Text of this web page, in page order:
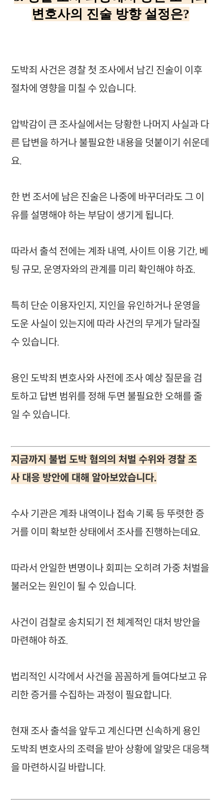
변호사의 진술 방향 설정은?
도박죄 사건은 경찰 첫 조사에서 남긴 진술이 이후
절차에 영향을 미칠 수 있습니다.
압박감이 큰 조사실에서는 당황한 나머지 사실과 다
른 답변을 하거나 불필요한 내용을 덧붙이기 쉬운데
요.
한 번 조서에 남은 진술은 나중에 바꾸더라도 그 이
유를 설명해야 하는 부담이 생기게 됩니다.
따라서 출석 전에는 계좌 내역, 사이트 이용 기간, 베
팅 규모, 운영자와의 관계를 미리 확인해야 하죠.
특히 단순 이용자인지, 지인을 유인하거나 운영을
도운 사실이 있는지에 따라 사건의 무게가 달라질
수 있습니다.
용인 도박죄 변호사와 사전에 조사 예상 질문을 검
토하고 답변 범위를 정해 두면 불필요한 오해를 줄
일 수 있습니다.
지금까지 불법 도박 혐의의 처벌 수위와 경찰 조
사 대응 방안에 대해 알아보았습니다.
수사 기관은 계좌 내역이나 접속 기록 등 뚜렷한 증
거를 이미 확보한 상태에서 조사를 진행하는데요.
따라서 안일한 변명이나 회피는 오히려 가중 처벌을
불러오는 원인이 될 수 있습니다.
사건이 검찰로 송치되기 전 체계적인 대처 방안을
마련해야 하죠.
법리적인 시각에서 사건을 꼼꼼하게 들여다보고 유
리한 증거를 수집하는 과정이 필요합니다.
현재 조사 출석을 앞두고 계신다면 신속하게 용인
도박죄 변호사의 조력을 받아 상황에 알맞은 대응책
을 마련하시길 바랍니다.